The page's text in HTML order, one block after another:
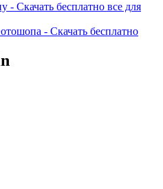
Скачать бесплатно все для
- Скачать бесплатно